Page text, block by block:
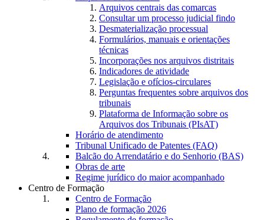
Arquivos centrais das comarcas
Consultar um processo judicial findo
Desmaterialização processual
Formulários, manuais e orientações
técnicas
Incorporações nos arquivos distritais
Indicadores de atividade
Legislação e ofícios-circulares
Perguntas frequentes sobre arquivos dos
tribunais
Plataforma de Informação sobre os
Arquivos dos Tribunais (PIsAT)
Horário de atendimento
Tribunal Unificado de Patentes (FAQ)
Balcão do Arrendatário e do Senhorio (BAS)
Obras de arte
Regime jurídico do maior acompanhado
Centro de Formação
Centro de Formação
Plano de formação 2026